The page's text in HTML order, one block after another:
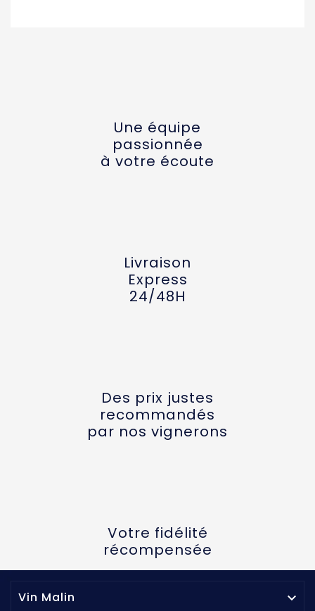
Une équipe
passionnée
à votre écoute
Livraison
Express
24/48H
Des prix justes
recommandés
par nos vignerons
Votre fidélité
récompensée
Vin Malin 